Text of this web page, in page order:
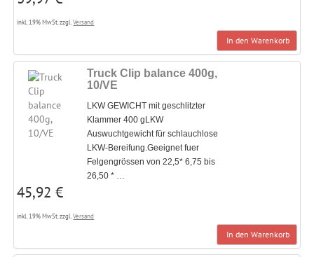
inkl. 19% MwSt. zzgl.Versand
In den Warenkorb
Truck Clip balance 400g,
10/VE
LKW GEWICHT mit geschlitzter
Klammer 400 gLKW
Auswuchtgewicht für schlauchlose
LKW-Bereifung.Geeignet fuer
Felgengrössen von 22,5* 6,75 bis
26,50 * …
45,92 €
inkl. 19% MwSt. zzgl.Versand
In den Warenkorb